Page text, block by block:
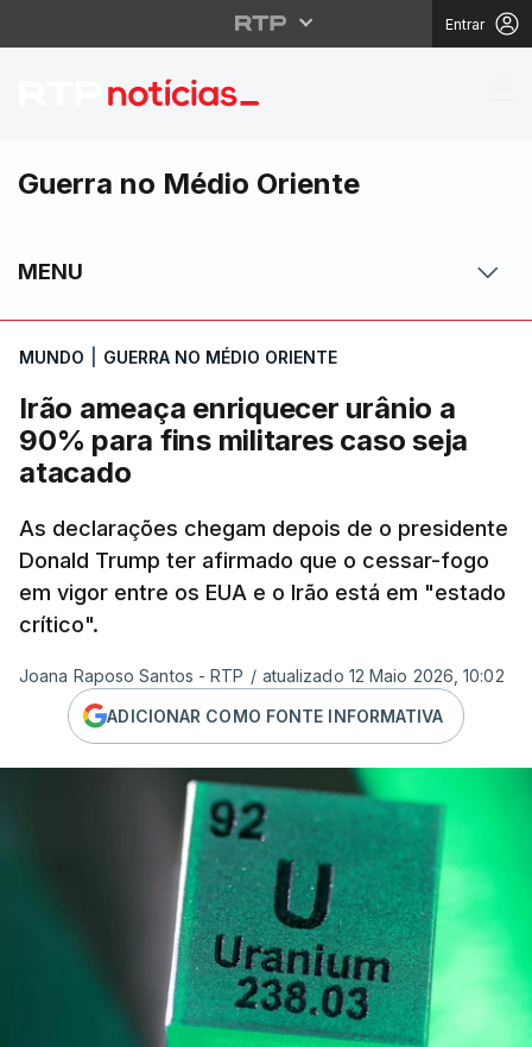
Entrar
Irão ameaça
Guerra no Médio Oriente
MENU
MUNDO GUERRA NO MÉDIO ORIENTE
Irão ameaça enriquecer urânio a
90% para fins militares caso seja
atacado
As declarações chegam depois de o presidente
Donald Trump ter afirmado que o cessar-fogo
em vigor entre os EUA e o Irão está em "estado
crítico".
Joana Raposo Santos - RTP / atualizado 12 Maio 2026, 10:02
ADICIONAR COMO FONTE INFORMATIVA